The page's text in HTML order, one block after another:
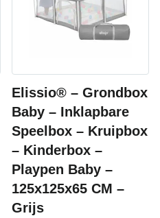
Elissio® – Grondbox
Baby – Inklapbare
Speelbox – Kruipbox
– Kinderbox –
Playpen Baby –
125x125x65 CM –
Grijs